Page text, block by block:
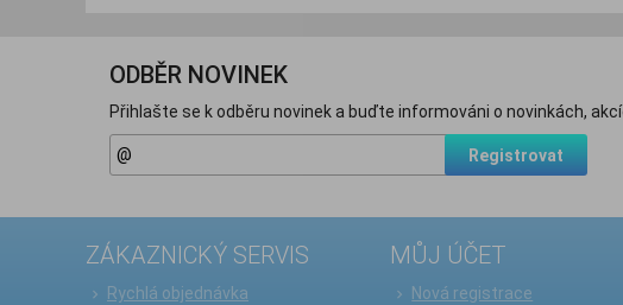
ODBĚR NOVINEK
Přihlašte se k odběru novinek a buďte informováni o novinkách,
Registrovat
ZÁKAZNICKÝ SERVIS
Rychlá objednávka
MŮJ ÚČET
Nová registrace